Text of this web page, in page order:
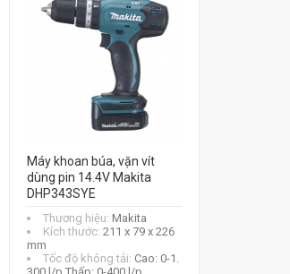
Máy khoan búa, vặn vít
dùng pin 14.4V Makita
DHP343SYE
Thương hiệu: Makita
Kích thước: 211 x 79 x 226
mm
Tốc độ không tải: Cao: 0-1.